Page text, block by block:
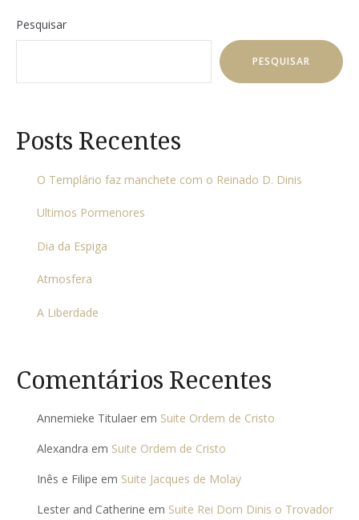
Pesquisar
PESQUISAR
Posts Recentes
O Templário faz manchete com o Reinado D. Dinis
Ultimos Pormenores
Dia da Espiga
Atmosfera
A Liberdade
Comentários Recentes
Annemieke Titulaer em Suite Ordem de Cristo
Alexandra em Suite Ordem de Cristo
Inês e Filipe em Suite Jacques de Molay
Lester and Catherine em Suite Rei Dom Dinis o Trovador